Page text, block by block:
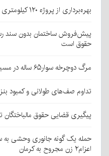
بهره‌برداری از پروژه ۱۲۰ کیلومتری فیبرنوری روستایی در قلعه‌گنج
پیش‌فروش ساختمان بدون سند
حقوق است
مرگ دوچرخه سوار۶۵ ساله در مسیر باغین
تداوم صف‌های طولانی و کمبود
پیگیری قضایی حقوق
حمله یک گونه جانوری وحشی به
اعزام۲ زن مجروح به کرمان